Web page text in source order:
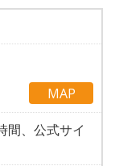
MAP
間、公式サイ